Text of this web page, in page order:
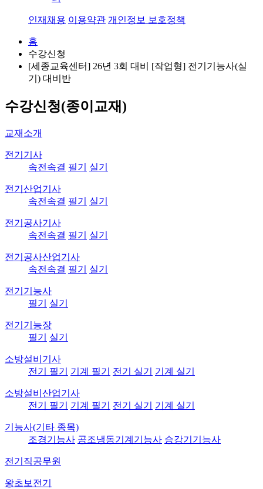
인재채용 이용약관 개인정보 보호정책
홈
수강신청
[세종교육센터] 26년 3회 대비 [작업형] 전기기능사(실
기) 대비반
수강신청(종이교재)
교재소개
전기기사
속전속결 필기 실기
전기산업기사
속전속결 필기 실기
전기공사기사
속전속결 필기 실기
전기공사산업기사
속전속결 필기 실기
전기기능사
필기
실기
전기기능장
필기
실기
소방설비기사
전기 필기
기계 필기 전기 실기 기계 실기
소방설비산업기사
전기 필기
기계 필기 전기 실기 기계 실기
기능사(기타 종목)
조경기능사 공조냉동기계기능사 승강기기능사
전기직공무원
왕초보전기